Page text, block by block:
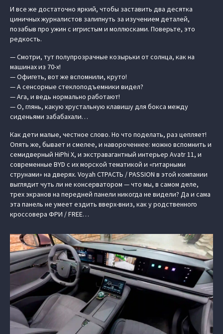
И все же достаточно яркий, чтобы заставить два десятка
циничных журналистов залипнуть за изучением деталей,
позабыв про ужин с игристым и моллюсками. Поверьте, это
редкость.
— Смотри, тут полупрозрачные козырьки от солнца, как на
машинах из 70-х!
— Офигеть, вот же вспомнили, круто!
— А сенсорные стеклоподъемники видел?
— Ага, и ведь нормально работают!
— О, глянь, какую хрустальную клавишу для бокса между
сиденьями забабахали…
Как дети малые, честное слово. Но что поделать, раз цепляет!
Опять же, бывает и смелее, и навороченнее: можно вспомнить и
семидверный HiPhi X, и экстравагантный интерьер Avatr 11, и
современные BYD с их морской тематикой и «гитарными
струнами» на дверях. Voyah СТРАСТЬ / PASSION в этой компании
выглядит чуть ли не консерватором — что мы, в самом деле,
трех экранов на передней панели никогда не видели? Да и сама
эта панель не умеет ездить вверх-вниз, как у родственного
кроссовера ФРИ / FREE…